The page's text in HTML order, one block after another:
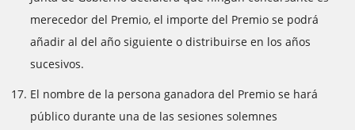
merecedor del Premio, el importe del Premio se podrá
añadir al del año siguiente o distribuirse en los años
sucesivos.
El nombre de la persona ganadora del Premio se hará
público durante una de las sesiones solemnes